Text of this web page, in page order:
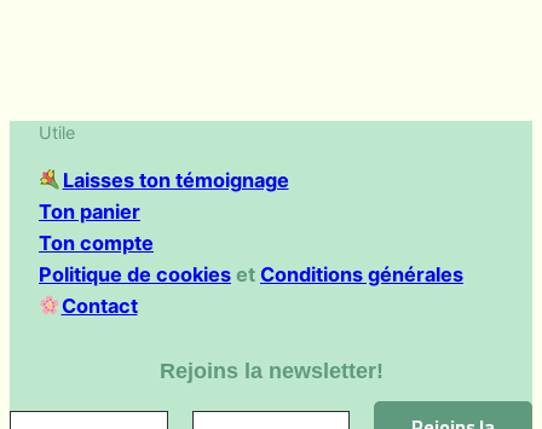
Utile
Laisses ton témoignage
Ton panier
Ton compte
Politique de cookies et Conditions générales
Contact
Rejoins la newsletter!